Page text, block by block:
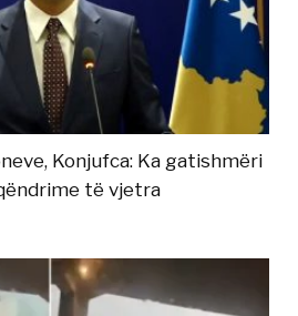
Konjufca: Ka gatishmëri
të vjetra